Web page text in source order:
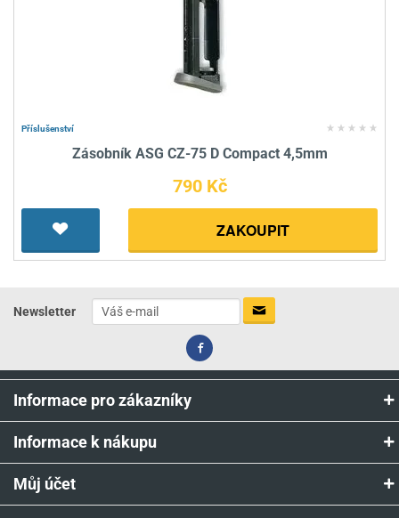
Příslušenství
Zásobník ASG CZ-75 D Compact 4,5mm
790 Kč
ZAKOUPIT
Newsletter
Informace pro zákazníky
Informace k nákupu
Můj účet